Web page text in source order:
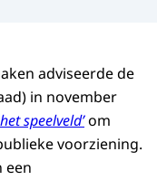
adviseerde de
in november
speelveld’om
voorziening.
een